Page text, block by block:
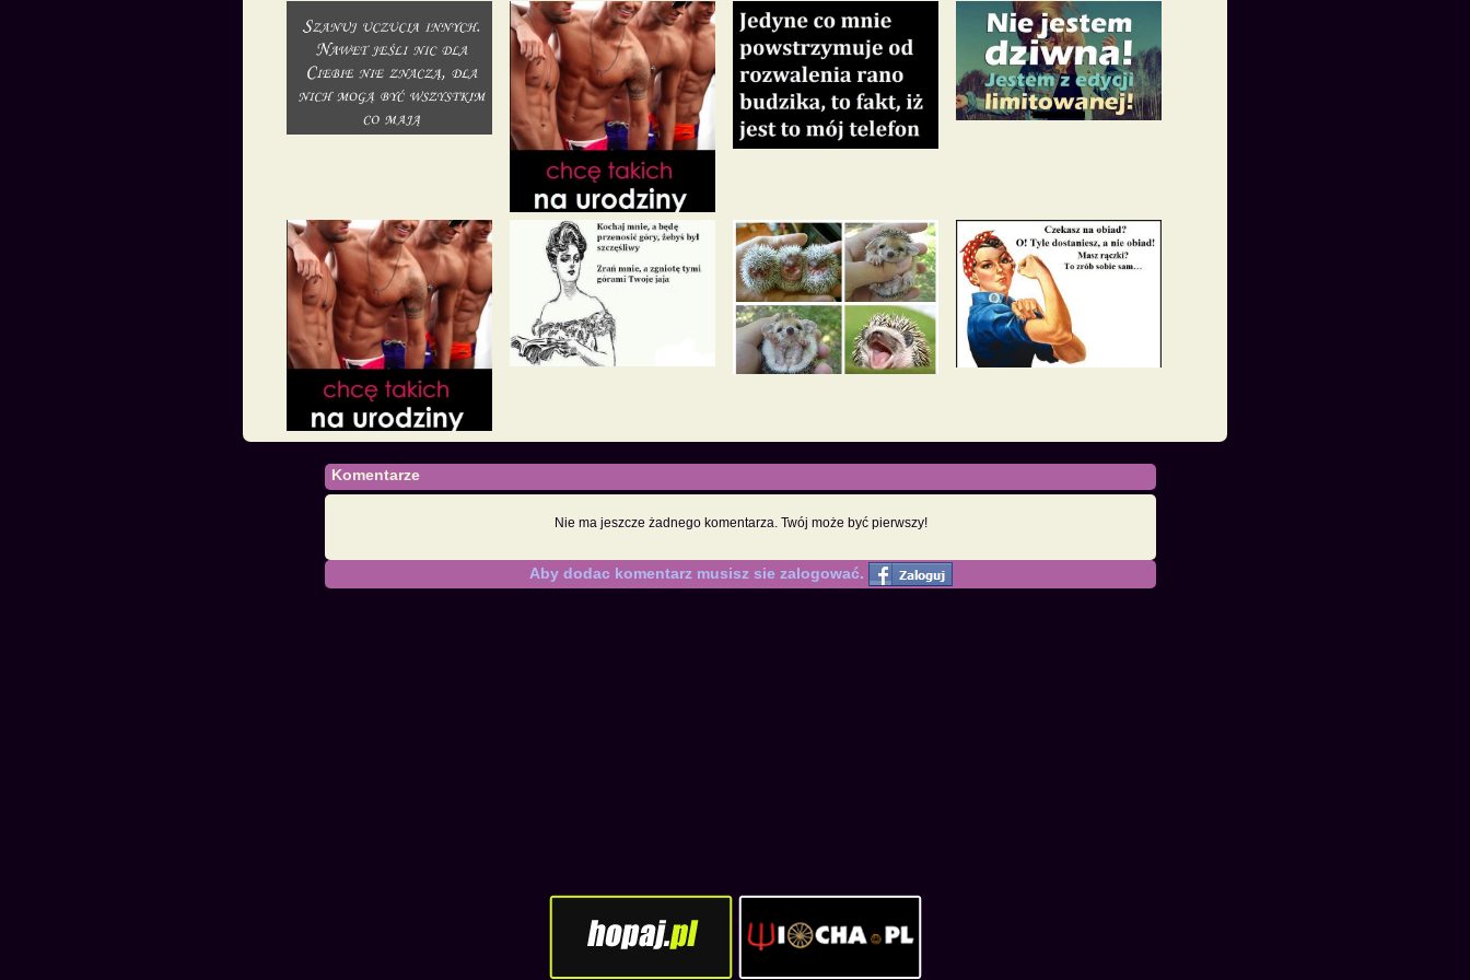
Komentarze
Nie ma jeszcze żadnego komentarza. Twój może być pierwszy!
Aby dodac komentarz musisz sie zalogować.